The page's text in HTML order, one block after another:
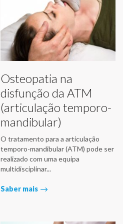
Osteopatia na
disfunção da ATM
(articulação temporo-
mandibular)
O tratamento para a articulação
temporo-mandibular (ATM) pode ser
realizado com uma equipa
multidisciplinar...
Saber mais